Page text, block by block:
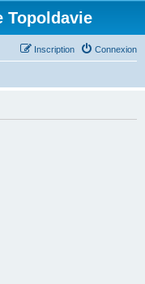
Topoldavie
Connexion
Inscription